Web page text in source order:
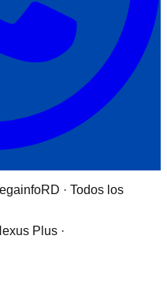
· Todos los
Plus ·